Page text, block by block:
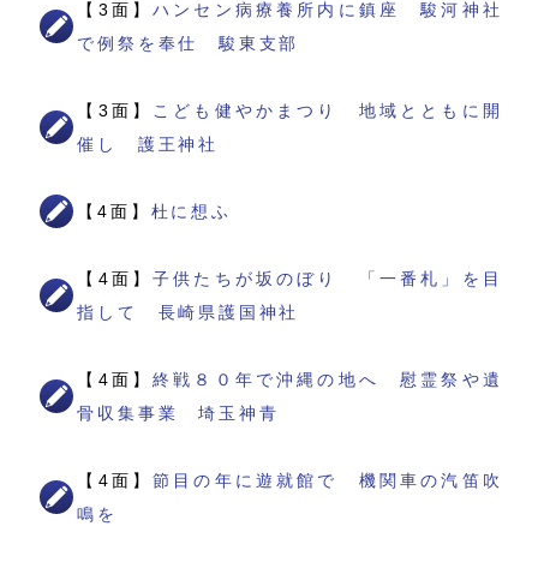
【3面】ハンセン病療養所内に鎮座 駿河神社
で例祭を奉仕 駿東支部
【3面】
こども健やかまつり 地域とともに開
催し 護王神社
【4面】 杜に想ふ
【4面】子供たちが坂のぼり 「一番札」を目
指して 長崎県護国神社
【4面】終戦８０年で沖縄の地へ 慰霊祭や遺
骨収集事業 埼玉神青
【4面】節目の年に遊就館で 機関車の汽笛吹
鳴を